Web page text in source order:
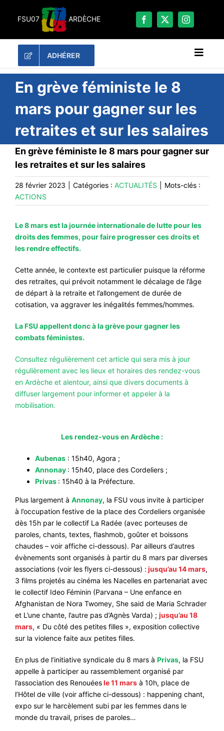
FSU07 ARDÈCHE
ADHÉRER
RECHERCHER:
LES UNES
#ACTUALITÉS
LA FSU 07
DOSSIERS
PUBLICATIONS
#ACTIONS
#VOS ÉLUES
#COMMUNIQUÉS
#ÉLECTIONS
#MÉDIAS
#DÉBATS
#ARCHIVES
En grève féministe le 8
mars pour gagner sur les
retraites et sur les salaires
En grève féministe le 8 mars pour gagner sur
les retraites et sur les salaires
28 février 2023 Catégories : ACTUALITÉS
Mots-clés :
ACTIONS
Le 8 mars est la journée internationale de lutte pour les
droits des femmes, pour faire progresser ces droits et
les rendre effectifs.
Cette année, le contexte est particulier puisque la réforme
des retraites, qui prévoit notamment le décalage de l’âge
de départ à la retraite et l’allongement de durée de
cotisation, va aggraver les inégalités femmes/hommes.
La FSU appellent donc à la grève pour gagner les
combats féministes.
Consultez régulièrement cet article qui sera mis à jour
régulièrement avec les lieux et horaires des rendez-vous
en Ardèche et alentour, ainsi que divers documents à
diffuser largement pour informer et appeler à la
mobilisation.
Les rendez-vous en Ardèche :
Aubenas: 15h40, Agora ;
Annonay : 15h40, place des Cordeliers ;
Privas : 15h40 à la Préfecture.
Plus largement à Annonay, la FSU vous invite à participer
à l’occupation festive de la place des Cordeliers organisée
dès 15h par le collectif La Radée (avec porteuses de
paroles, chants, textes, flashmob, goûter et boissons
chaudes – voir affiche ci-dessous). Par ailleurs d’autres
évènements sont organisés à partir du 8 mars par diverses
associations (voir les flyers ci-dessous) : jusqu’au 14 mars,
3 films projetés au cinéma les Nacelles en partenariat avec
le collectif Ideo Féminin (Parvana – Une enfance en
Afghanistan de Nora Twomey, She said de Maria Schrader
et L’une chante, l’autre pas d’Agnès Varda) ; jusqu’au 18
mars, « Du côté des petites filles », exposition collective
sur la violence faite aux petites filles.
En plus de l’initiative syndicale du 8 mars à Privas, la FSU
appelle à participer au rassemblement organisé par
l’association des Renouéesle 11 mars à 10h, place de
l’Hôtel de ville (voir affiche ci-dessous) : happening chant,
expo sur le harcèlement subi par les femmes dans le
monde du travail, prises de paroles…